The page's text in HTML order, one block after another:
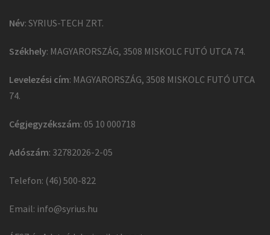
Név: SYRIUS-TECH ZRT.
Székhely: MAGYARORSZÁG, 3508 MISKOLC FUTÓ UTCA 74.
Levelezési cím: MAGYARORSZÁG, 3508 MISKOLC FUTÓ UTCA
74.
Cégjegyzékszám: 05 10 000718
Adószám: 32782026-2-05
Telefon: (46) 500-822
Email: info@syrius.hu